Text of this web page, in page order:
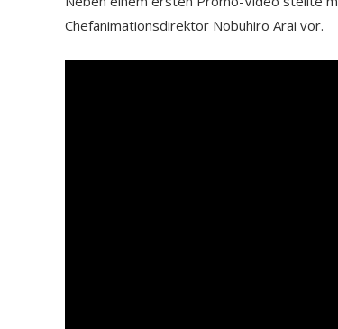
Chefanimationsdirektor Nobuhiro Arai vor.